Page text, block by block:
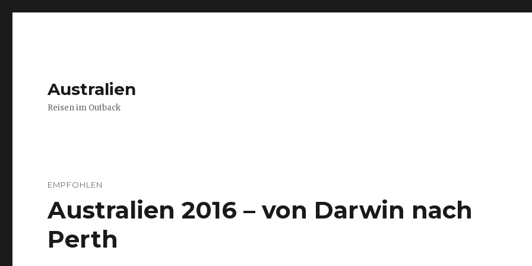
Australien
Reisen im Outback
EMPFOHLEN
Australien 2016 – von Darwin nach
Perth